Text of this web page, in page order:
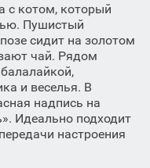
с котом, который
Пушистый
сидит на золотом
чай. Рядом
и веселья. В
надпись на
Идеально подходит
настроения